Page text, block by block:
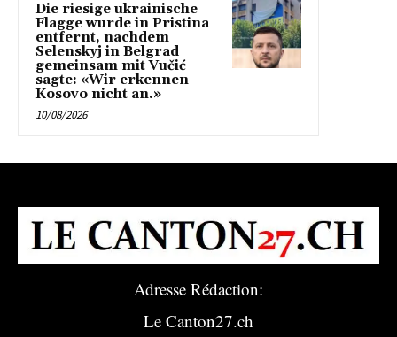
Die riesige ukrainische
Flagge wurde in Pristina
entfernt, nachdem
Selenskyj in Belgrad
gemeinsam mit Vučić
sagte: «Wir erkennen
Kosovo nicht an.»
10/08/2026
Adresse Rédaction:
Le Canton27.ch